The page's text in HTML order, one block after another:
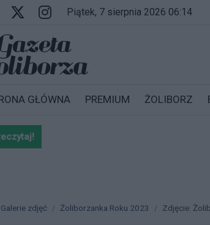
X.comInstagram.com
piątek, 7 sierpnia 2026 06:14
GŁÓWNA PREMIUM ŻOLIBORZ
główna
Galerie zdjęć Żoliborzanka Roku 2023 Zdjęcie: